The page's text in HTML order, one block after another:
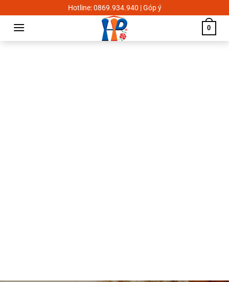
to
content
Hotline: 0869.934.940 | Góp ý
0